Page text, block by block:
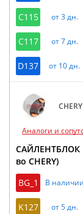
C115 от 3 дн.
C117 от 7 дн.
D137 от 10 дн.
CHERY
Аналоги и
САЙЛЕНТБЛОК
во CHERY)
BG_1
В наличии
K127 от 5 дн.